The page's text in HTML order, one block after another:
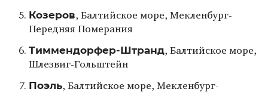
Козеров, Балтийское море, Мекленбург-
Передняя Померания
Тиммендорфер-Штранд, Балтийское море,
Шлезвиг-Гольштейн
Поэль, Балтийское море, Мекленбург-